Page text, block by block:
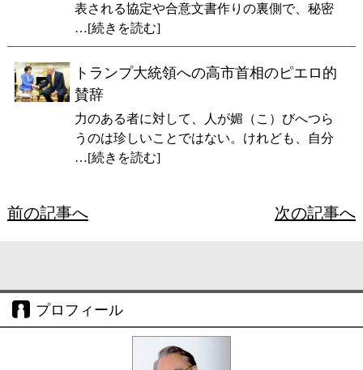
表される協定や合意文書作りの裏側で、秘密
…[続きを読む]
トランプ大統領への高市首相のピエロ的
賛辞
力のある者に対して、人が媚（こ）びへつら
うのは珍しいことではない。けれども、自分
…[続きを読む]
前の記事へ 次の記事へ
プロフィール